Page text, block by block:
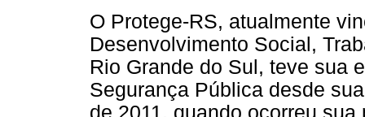
O Protege-RS, atualmente
Desenvolvimento Social,
Rio Grande do Sul, teve sua
Segurança Pública desde